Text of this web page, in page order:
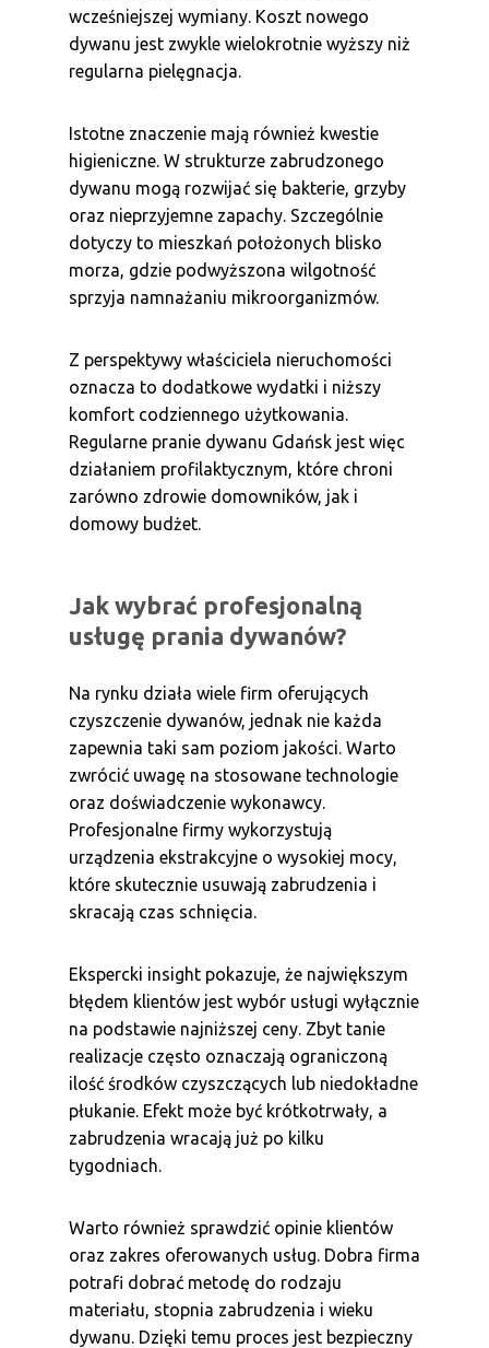
wcześniejszej wymiany. Koszt nowego
dywanu jest zwykle wielokrotnie wyższy niż
regularna pielęgnacja.
Istotne znaczenie mają również kwestie
higieniczne. W strukturze zabrudzonego
dywanu mogą rozwijać się bakterie, grzyby
oraz nieprzyjemne zapachy. Szczególnie
dotyczy to mieszkań położonych blisko
morza, gdzie podwyższona wilgotność
sprzyja namnażaniu mikroorganizmów.
Z perspektywy właściciela nieruchomości
oznacza to dodatkowe wydatki i niższy
komfort codziennego użytkowania.
Regularne pranie dywanu Gdańsk jest więc
działaniem profilaktycznym, które chroni
zarówno zdrowie domowników, jak i
domowy budżet.
Jak wybrać profesjonalną
usługę prania dywanów?
Na rynku działa wiele firm oferujących
czyszczenie dywanów, jednak nie każda
zapewnia taki sam poziom jakości. Warto
zwrócić uwagę na stosowane technologie
oraz doświadczenie wykonawcy.
Profesjonalne firmy wykorzystują
urządzenia ekstrakcyjne o wysokiej mocy,
które skutecznie usuwają zabrudzenia i
skracają czas schnięcia.
Ekspercki insight pokazuje, że największym
błędem klientów jest wybór usługi wyłącznie
na podstawie najniższej ceny. Zbyt tanie
realizacje często oznaczają ograniczoną
ilość środków czyszczących lub niedokładne
płukanie. Efekt może być krótkotrwały, a
zabrudzenia wracają już po kilku
tygodniach.
Warto również sprawdzić opinie klientów
oraz zakres oferowanych usług. Dobra firma
potrafi dobrać metodę do rodzaju
materiału, stopnia zabrudzenia i wieku
dywanu. Dzięki temu proces jest bezpieczny